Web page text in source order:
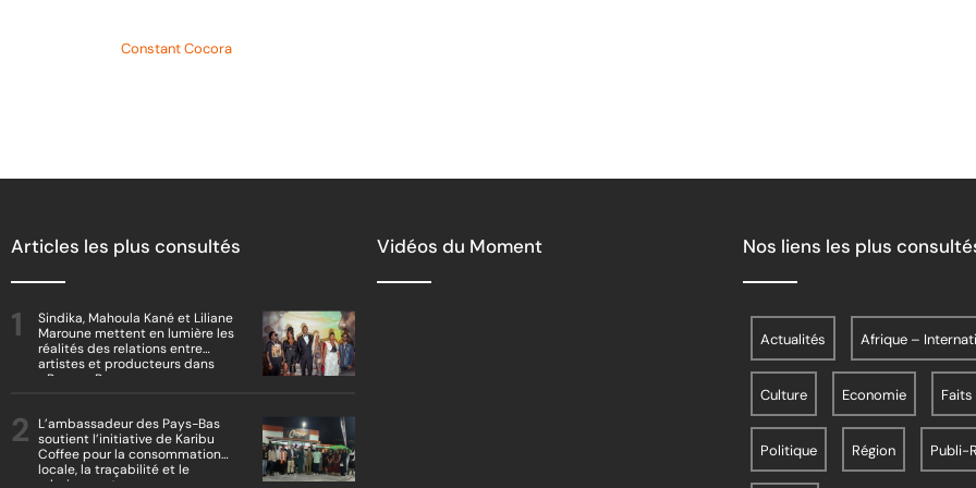
Constant Cocora
Articles les plus consultés
Sindika, Mahoula Kané et Liliane
Maroune mettent en lumière les
réalités des relations entre
artistes et producteurs dans
« Boss vs Boss »
L’ambassadeur des Pays-Bas
soutient l’initiative de Karibu
Coffee pour la consommation
locale, la traçabilité et le
Vidéos du Moment Nos liens les plus
Actualités Afrique –
Culture Economie
Politique Région Publi-